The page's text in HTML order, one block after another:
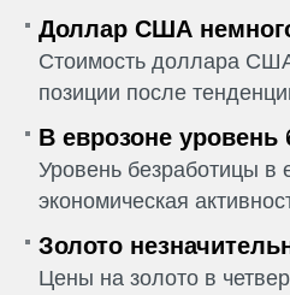
Доллар США
Стоимость доллара США
позиции после
В еврозоне
Уровень безработицы в
экономическая
Золото
Цены на золото в